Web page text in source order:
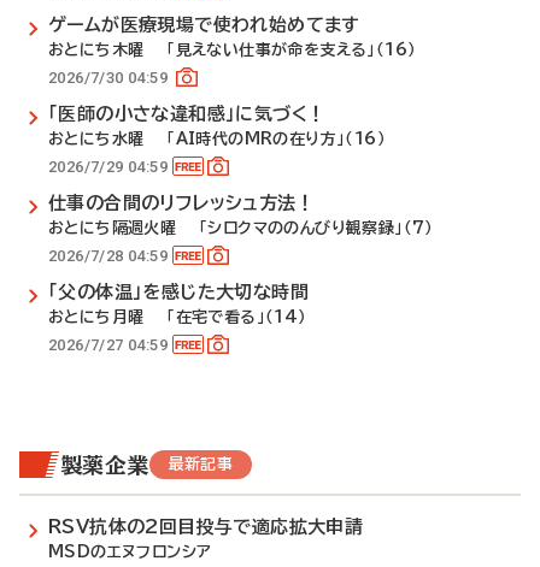
ゲームが医療現場で使われ始めてます
おとにち木曜 「見えない仕事が命を支える」（16）
2026/7/30 04:59
「医師の小さな違和感」に気づく！
おとにち水曜 「AI時代のMRの在り方」（16）
2026/7/29 04:59
仕事の合間のリフレッシュ方法！
おとにち隔週火曜 「シロクマののんびり観察録」（7）
2026/7/28 04:59
「父の体温」を感じた大切な時間
おとにち月曜 「在宅で看る」（14）
2026/7/27 04:59
製薬企業 最新記事
RSV抗体の2回目投与で適応拡大申請
MSDのエヌフロンシア